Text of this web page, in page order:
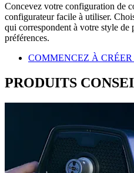
Concevez votre configuration de
configurateur facile à utiliser.
qui correspondent à votre style de
préférences.
COMMENCEZ À
PRODUITS